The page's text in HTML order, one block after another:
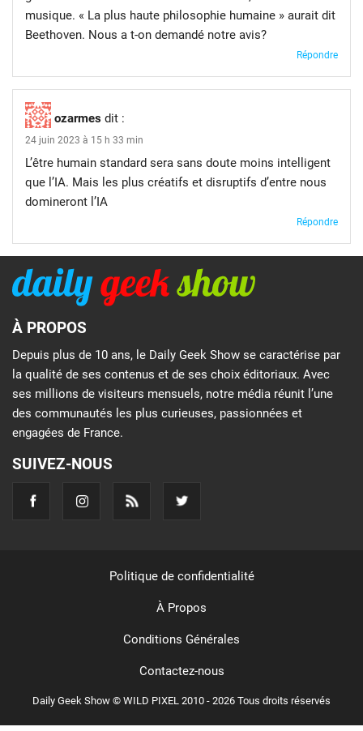
musique. « La plus haute philosophie humaine » aurait dit
Beethoven. Nous a t-on demandé notre avis?
Répondre
ozarmes dit :
24 juin 2023 à 15 h 33 min
L’être humain standard sera sans doute moins intelligent
que l’IA. Mais les plus créatifs et disruptifs d’entre nous
domineront l’IA
Répondre
À PROPOS
Depuis plus de 10 ans, le Daily Geek Show se caractérise par
la qualité de ses contenus et de ses choix éditoriaux. Avec
ses millions de visiteurs mensuels, notre média réunit l’une
des communautés les plus curieuses, passionnées et
engagées de France.
SUIVEZ-NOUS
Daily Geek Show © WILD PIXEL 2010 - 2026 Tous droits réservés
Politique de confidentialité
À Propos
Conditions Générales
Contactez-nous